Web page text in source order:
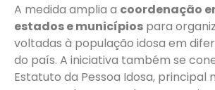
A medida amplia a coordenação
estados e municípios para
voltadas à população idosa em
do país. A iniciativa também se
Estatuto da Pessoa Idosa, principal